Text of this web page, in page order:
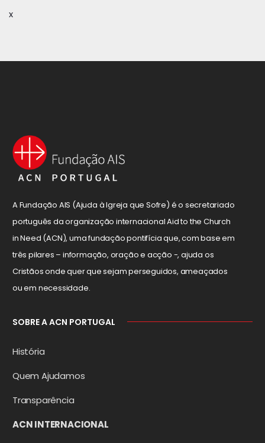
x
A Fundação AIS (Ajuda à Igreja que Sofre) é o secretariado
português da organização internacional Aid to the Church
in Need (ACN), uma fundação pontifícia que, com base em
três pilares – informação, oração e acção -, ajuda os
Cristãos onde quer que sejam perseguidos, ameaçados
ou em necessidade.
SOBRE A ACN PORTUGAL
História
Quem Ajudamos
Transparência
ACN INTERNACIONAL